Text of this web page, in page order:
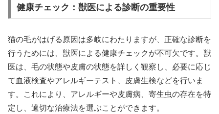
健康チェック：獣医による診断の重要性
猫の毛がはげる原因は多岐にわたりますが、正確な診断を
行うためには、獣医による健康チェックが不可欠です。獣
医は、毛の状態や皮膚の状態を詳しく観察し、必要に応じ
て血液検査やアレルギーテスト、皮膚生検などを行いま
す。これにより、アレルギーや皮膚病、寄生虫の存在を特
定し、適切な治療法を選ぶことができます。